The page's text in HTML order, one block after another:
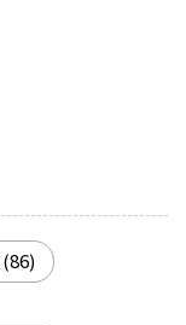
(86)